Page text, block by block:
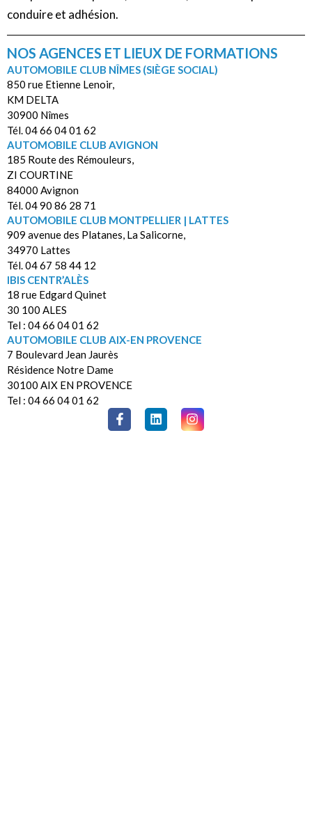
conduire et adhésion.
NOS AGENCES ET LIEUX DE FORMATIONS
AUTOMOBILE CLUB NÎMES (SIÈGE SOCIAL)
850 rue Etienne Lenoir,
KM DELTA
30900 Nîmes
Tél. 04 66 04 01 62
AUTOMOBILE CLUB AVIGNON
185 Route des Rémouleurs,
ZI COURTINE
84000 Avignon
Tél. 04 90 86 28 71
AUTOMOBILE CLUB MONTPELLIER | LATTES
909 avenue des Platanes, La Salicorne,
34970 Lattes
Tél. 04 67 58 44 12
IBIS CENTR’ALÈS
18 rue Edgard Quinet
30 100 ALES
Tel : 04 66 04 01 62
AUTOMOBILE CLUB AIX-EN PROVENCE
7 Boulevard Jean Jaurès
Résidence Notre Dame
30100 AIX EN PROVENCE
Tel : 04 66 04 01 62